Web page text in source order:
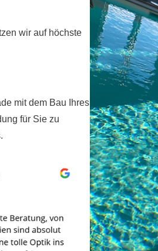
wir auf höchste
mit dem Bau Ihres
für Sie zu